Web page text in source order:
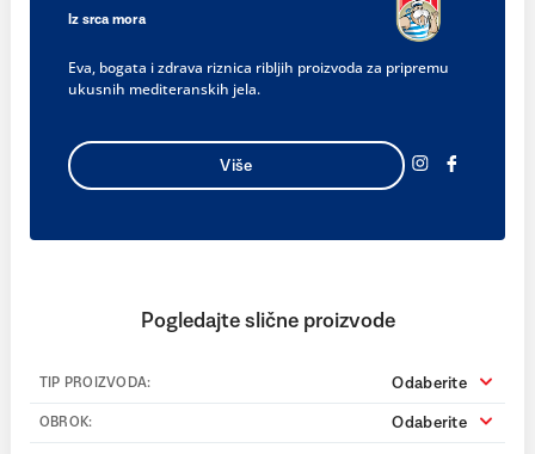
Iz srca mora
Eva, bogata i zdrava riznica ribljih proizvoda za pripremu
ukusnih mediteranskih jela.
Više
Pogledajte slične proizvode
TIP PROIZVODA: Odaberite
OBROK: Odaberite